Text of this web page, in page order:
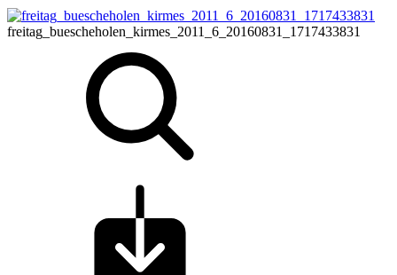
freitag_buescheholen_kirmes_2011_6_20160831_1717433831